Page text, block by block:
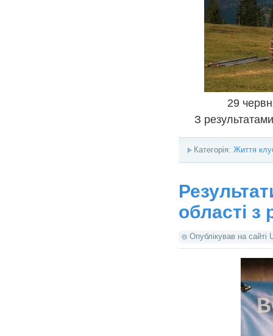
29
З
Категорія: Життя
області з
Опублікував на сайті